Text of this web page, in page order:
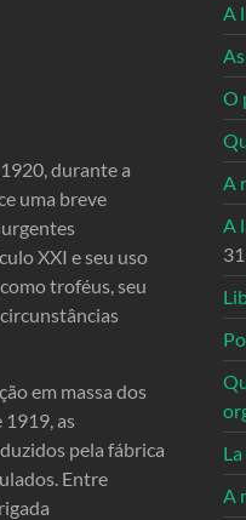
durante a
uma breve
XXI e seu uso
troféus, seu
em massa dos
1919, as
pela fábrica
Entre
A
O
A
A
A